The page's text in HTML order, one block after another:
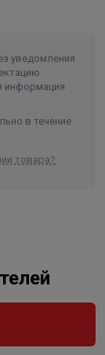
уведомления
информация
в течение
товара?